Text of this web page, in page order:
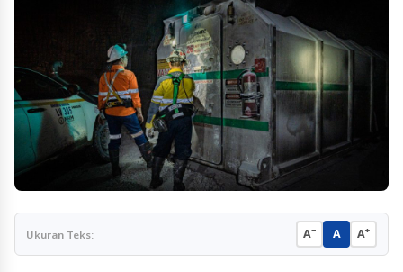
Ukuran Teks: A− A A+